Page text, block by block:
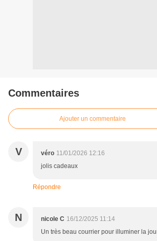
Commentaires
Ajouter un commentaire
V véro 11/01/2026 12:16
jolis cadeaux
Répondre
N nicole C 16/12/2025 11:14
Un très beau courrier pour illuminer la